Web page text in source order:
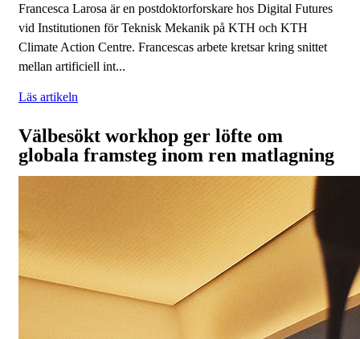
Francesca Larosa är en postdoktorforskare hos Digital Futures
vid Institutionen för Teknisk Mekanik på KTH och KTH
Climate Action Centre. Francescas arbete kretsar kring snittet
mellan artificiell int...
Läs artikeln
Välbesökt workhop ger löfte om
globala framsteg inom ren matlagning